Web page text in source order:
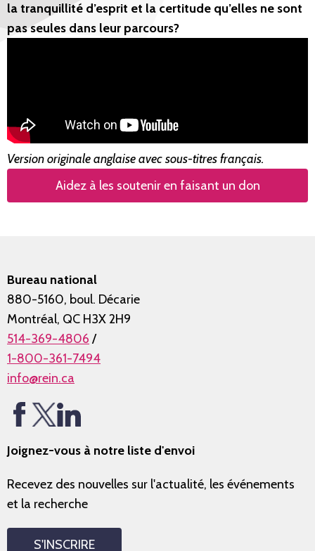
la tranquillité d’esprit et la certitude qu’elles ne sont
pas seules dans leur parcours?
Version originale anglaise avec sous-titres français.
Aidez à les soutenir en faisant un don
Bureau national
880-5160, boul. Décarie
Montréal, QC H3X 2H9
514-369-4806 /
1-800-361-7494
info@rein.ca
Joignez-vous à notre liste d'envoi
Recevez des nouvelles sur l'actualité, les événements
et la recherche
S'INSCRIRE